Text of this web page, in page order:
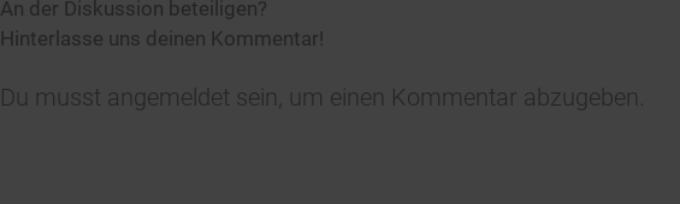
An der Diskussion beteiligen?
Hinterlasse uns deinen Kommentar!
Du musst angemeldet sein, um einen Kommentar abzugeben.